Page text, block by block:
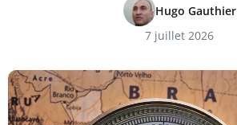
Hugo Gauthier
7 juillet 2026